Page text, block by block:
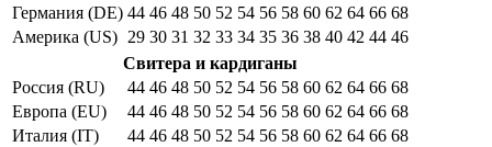
Германия (DE) 44 46 48 50 52 54 56 58 60 62 64 66 68
Америка (US) 29 30 31 32 33 34 35 36 38 40 42 44 46
Свитера и кардиганы
Россия (RU)
44 46 48 50 52 54 56 58 60 62 64 66 68
Европа (EU)
44 46 48 50 52 54 56 58 60 62 64 66 68
Италия (IT)
44 46 48 50 52 54 56 58 60 62 64 66 68